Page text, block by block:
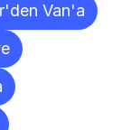
Van'a